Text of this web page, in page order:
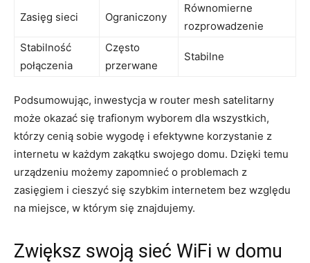
Zasięg sieci Ograniczony
Równomierne
rozprowadzenie
Stabilność
połączenia
Często
przerwane
Stabilne
Podsumowując, inwestycja w router mesh satelitarny
może okazać się trafionym wyborem dla wszystkich,
którzy cenią sobie wygodę i efektywne korzystanie z
internetu w każdym zakątku swojego domu. Dzięki temu
urządzeniu możemy zapomnieć o problemach z
zasięgiem i cieszyć się szybkim internetem bez względu
na miejsce, w którym się znajdujemy.
Zwiększ swoją sieć WiFi w domu